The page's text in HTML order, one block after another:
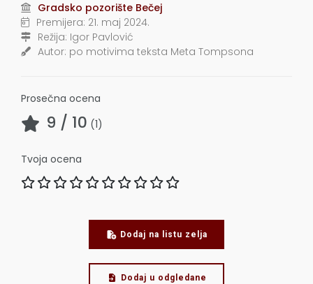
Gradsko pozorište Bečej
Premijera: 21. maj 2024.
Režija: Igor Pavlović
Autor: po motivima teksta Meta Tompsona
Prosečna ocena
9 / 10 (1)
Tvoja ocena
Dodaj na listu zelja
Dodaj u odgledane